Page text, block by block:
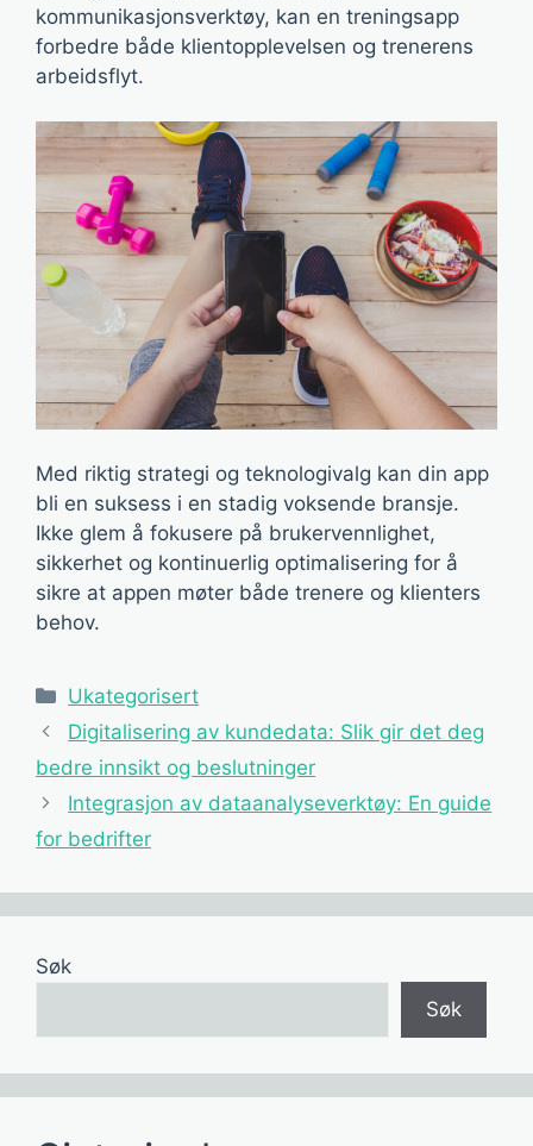
kommunikasjonsverktøy, kan en treningsapp
forbedre både klientopplevelsen og trenerens
arbeidsflyt.
Med riktig strategi og teknologivalg kan din app
bli en suksess i en stadig voksende bransje.
Ikke glem å fokusere på brukervennlighet,
sikkerhet og kontinuerlig optimalisering for å
sikre at appen møter både trenere og klienters
behov.
Kategorier
Ukategorisert
Digitalisering av kundedata: Slik gir det deg
bedre innsikt og beslutninger
Integrasjon av dataanalyseverktøy: En guide
for bedrifter
Søk
Søk